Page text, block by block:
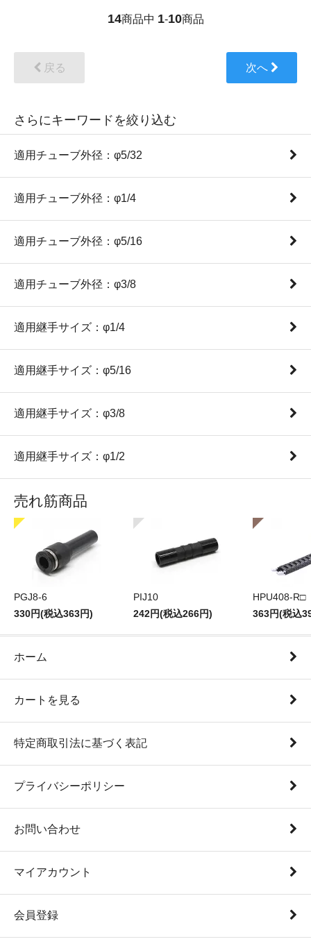
14商品中 1-10商品
戻る 次へ
さらにキーワードを絞り込む
適用チューブ外径：φ5/32
適用チューブ外径：φ1/4
適用チューブ外径：φ5/16
適用チューブ外径：φ3/8
適用継手サイズ：φ1/4
適用継手サイズ：φ5/16
適用継手サイズ：φ3/8
適用継手サイズ：φ1/2
売れ筋商品
PGJ8-6
330円(税込363円)
PIJ10
242円(税込266円)
HPU408-R□
363円(税込
ホーム
カートを見る
特定商取引法に基づく表記
プライバシーポリシー
お問い合わせ
マイアカウント
会員登録